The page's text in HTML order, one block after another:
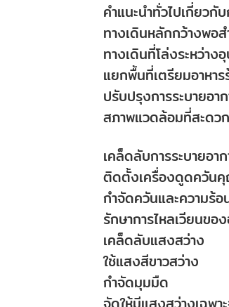
คำแนะนำทั่วไปเกี่ยว
ทางเดินหลักกว้างพอ
ทางเดินที่โล่งระหว่าง
แยกพื้นที่เตรียมอาหาร
ปรับปรุงการระบายอา
สภาพแวดล้อมที่สะดว
เคล็ดลับการระบายอา
ติดตั้งเครื่องดูดควัน
กำจัดควันและความร้
รักษาการไหลเวียนข
เคล็ดลับแสงสว่าง
ใช้แสงสีขาวสว่าง
กำจัดมุมมืด